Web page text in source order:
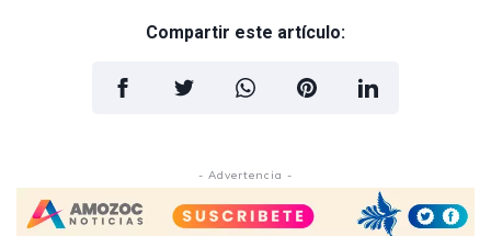
Compartir este artículo:
- Advertencia -